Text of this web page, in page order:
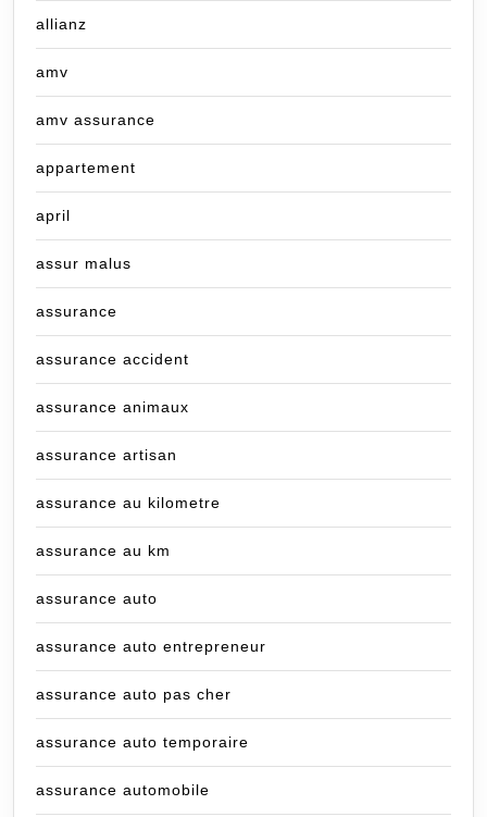
allianz
amv
amv assurance
appartement
april
assur malus
assurance
assurance accident
assurance animaux
assurance artisan
assurance au kilometre
assurance au km
assurance auto
assurance auto entrepreneur
assurance auto pas cher
assurance auto temporaire
assurance automobile